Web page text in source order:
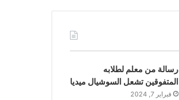
رسالة من معلم لطلابه
المتفوقين تشعل السوشيال ميديا
فبراير 7, 2024